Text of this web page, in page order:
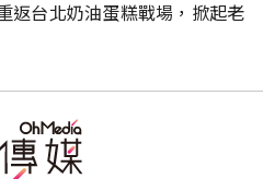
返台北奶油蛋糕戰場，掀起老